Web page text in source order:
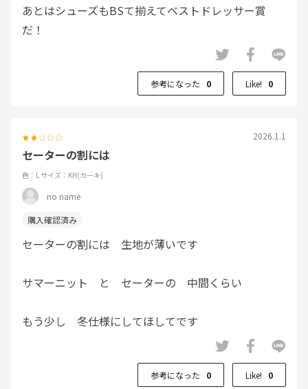
あとはシューズもBSて揃えてベストドレッサー賞
だ！
参考になった 0 Like! 0
2026.1.1
セーターの割には
色：L サイズ：KH(カーキ)
no name
セーターの割には 生地が薄いです
サマーニット と セーターの 中間くらい
もう少し 冬仕様にしてほしてです
参考になった 0 Like! 0